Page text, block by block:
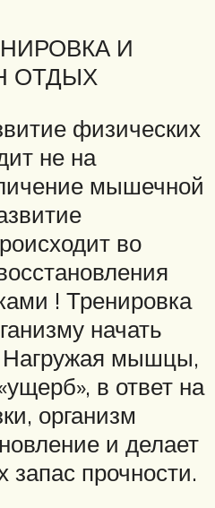
И
ОТДЫХ
физических
не на
мышечной
во
! Тренировка
начать
мышцы,
в ответ на
организм
и делает
прочности.